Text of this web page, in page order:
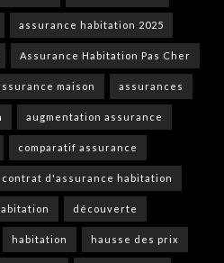
assurance habitation 2025
Assurance Habitation Pas Cher
maison assurances
augmentation assurance
comparatif assurance
contrat d'assurance habitation
découverte
habitation hausse des prix